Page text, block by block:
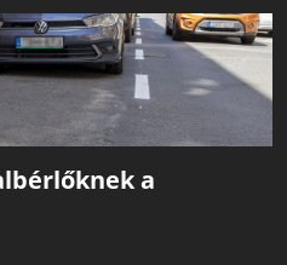
a